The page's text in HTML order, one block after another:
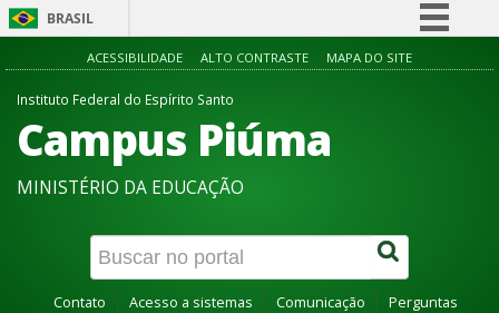
BRASIL
Simplifique!
Acesso à informação
Canais
ACESSIBILIDADE ALTO CONTRASTE MAPA DO SITE
Instituto Federal do Espírito Santo
Campus Piúma
MINISTÉRIO DA EDUCAÇÃO
Contato Acesso a sistemas Comunicação
Perguntas